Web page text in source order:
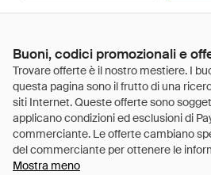
Buoni, codici promozionali e
Mostra meno